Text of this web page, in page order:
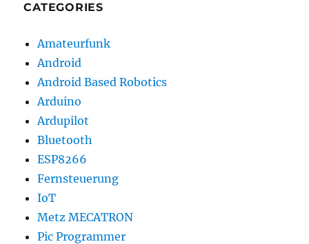
CATEGORIES
Amateurfunk
Android
Android Based Robotics
Arduino
Ardupilot
Bluetooth
ESP8266
Fernsteuerung
IoT
Metz MECATRON
Pic Programmer